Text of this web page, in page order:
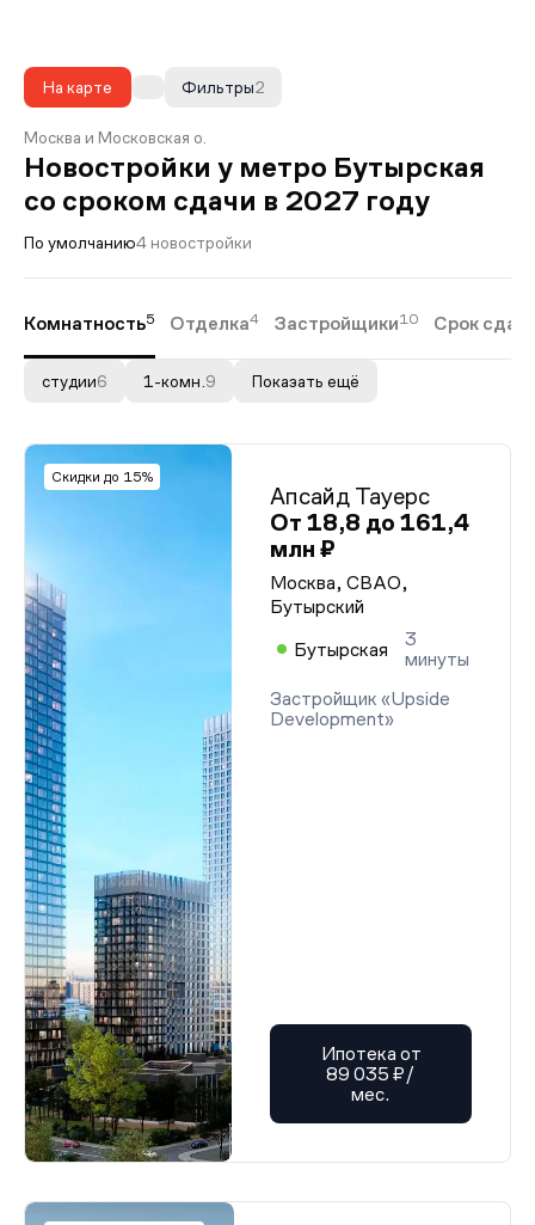
На карте 2
Фильтры
Москва и Московская о.
Новостройки у метро Бутырская
со сроком сдачи в 2027 году
По умолчанию4 новостройки
Комнатность5 Отделка4 Застройщики10 Срок
студии6 1-комн. 9 Показать ещё
Скидки до 15%
Апсайд Тауерс
От 18,8 до 161,4
млн ₽
Москва, СВАО,
Бутырский
Бутырская
3
минуты
Застройщик «Upside
Development»
Ипотека от
89 035 ₽/
мес.